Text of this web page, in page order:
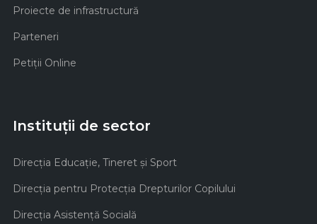
Proiecte de infrastructură
Parteneri
Petiții Online
Instituții de sector
Direcţia Educaţie, Tineret şi Sport
Direcţia pentru Protecţia Drepturilor Copilului
Direcţia Asistenţă Socială